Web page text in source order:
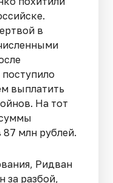
в
поступило
выплатить
На тот
млн рублей.
Ридван
за разбой,